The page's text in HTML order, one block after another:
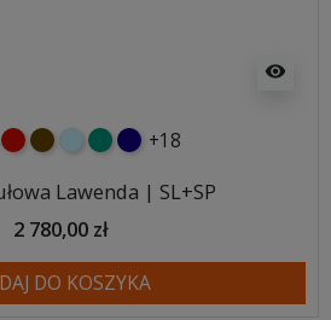
visibility
czerwony
czekoladowy
błękitnyturkusowy
granatowy
+18
Lawenda | SL+SP
2 780,00 zł
DO KOSZYKA